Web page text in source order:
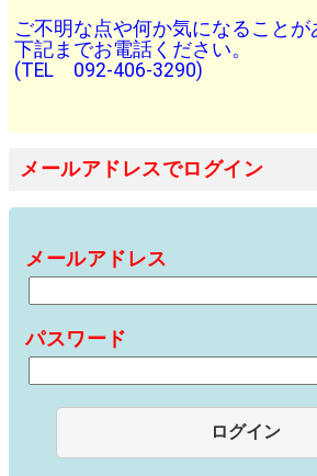
ご不明な点や何か気になること
下記までお電話ください。
(TEL 092-406-3290)
メールアドレスでログイン
メールアドレス
パスワード